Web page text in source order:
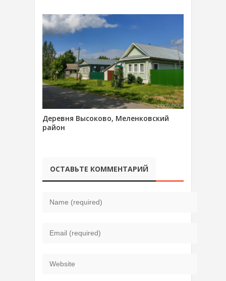
Деревня Высоково, Меленковский
район
ОСТАВЬТЕ КОММЕНТАРИЙ